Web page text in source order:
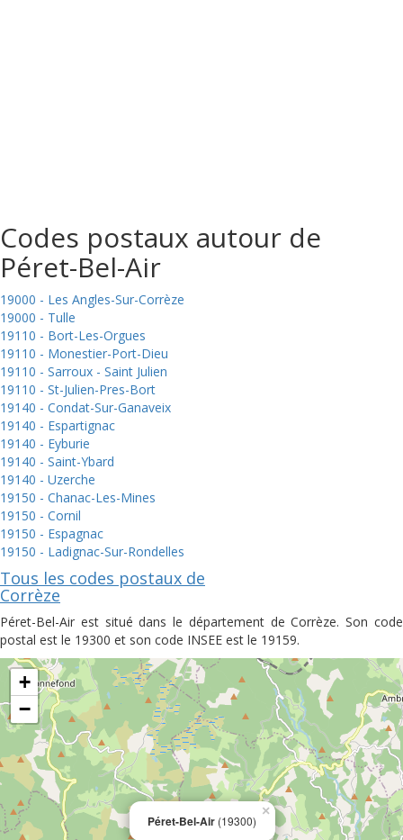
Codes postaux autour de
Péret-Bel-Air
19000 - Les Angles-Sur-Corrèze
19000 - Tulle
19110 - Bort-Les-Orgues
19110 - Monestier-Port-Dieu
19110 - Sarroux - Saint Julien
19110 - St-Julien-Pres-Bort
19140 - Condat-Sur-Ganaveix
19140 - Espartignac
19140 - Eyburie
19140 - Saint-Ybard
19140 - Uzerche
19150 - Chanac-Les-Mines
19150 - Cornil
19150 - Espagnac
19150 - Ladignac-Sur-Rondelles
Tous les codes postaux de
Corrèze
Péret-Bel-Air est situé dans le département de Corrèze. Son code
postal est le 19300 et son code INSEE est le 19159.
Péret-Bel-Air (19300)
×
+
−